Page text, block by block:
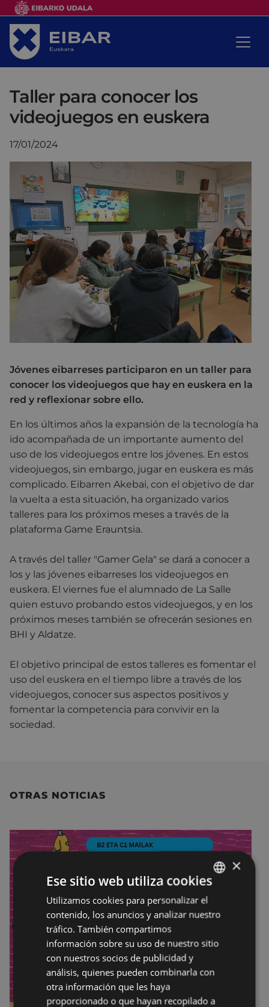
Taller para conocer los
videojuegos en euskera
17/01/2024
Jóvenes eibarreses participaron en un taller para
conocer los videojuegos que hay en euskera en la
red y reflexionar sobre ello.
En los últimos años la expansión de la tecnología ha
ido acompañada de un importante aumento del
uso de los videojuegos entre los jóvenes. En estos
videojuegos, sin embargo, jugar en euskera es más
complicado. Eibarren Akebai, con el objetivo de dar
la vuelta a esta situación, ha organizado varios
talleres para los próximos meses a través de la
plataforma Game Erauntsia.
A través del taller "Gamer Gela" se dará a conocer a
los y las jóvenes eibarreses los videojuegos en
euskera. El viernes fue el alumnado de La Salle
quien estuvo probando estos videojuegos, y en los
próximos meses también se ofrecerán sesiones en
BHI y Aldatze.
El objetivo principal de estos talleres es fomentar el
uso del euskera en el tiempo libre a través de los
videojuegos, conocer sus aspectos positivos y
fomentar la competencia para convivir en la
sociedad.
OTRAS NOTICIAS
BASQUE
SPANISH
×
Ese sitio web utiliza cookies
Utilizamos cookies para personalizar el
contenido, los anuncios y analizar nuestro
tráfico. También compartimos
información sobre su uso de nuestro sitio
con nuestros socios de publicidad y
análisis, quienes pueden combinarla con
otra información que les haya
proporcionado o que hayan recopilado a